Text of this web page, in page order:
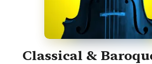
Classical &